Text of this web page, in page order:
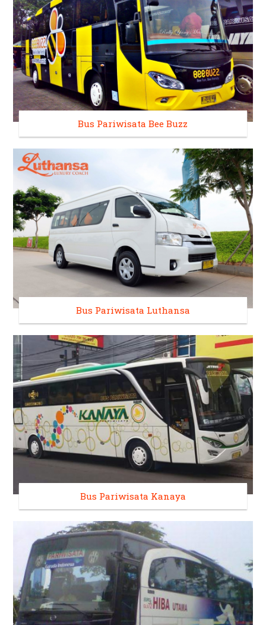
Bus Pariwisata Bee Buzz
Bus Pariwisata Luthansa
Bus Pariwisata Kanaya